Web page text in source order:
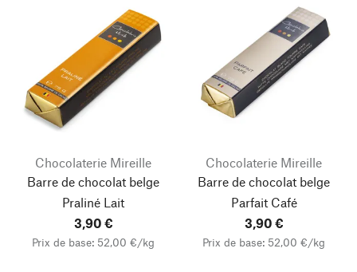
Chocolaterie Mireille
Barre de chocolat belge
Praliné Lait
3,90 €
Prix de base: 52,00 €/kg
Chocolaterie Mireille
Barre de chocolat belge
Parfait Café
3,90 €
Prix de base: 52,00 €/kg